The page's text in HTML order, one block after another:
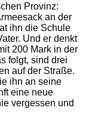
Provinz:
an der
ihn die Schule
Und er denkt
200 Mark in der
folgt, sind drei
auf der Straße.
ihn an seine
eine neue
vergessen und